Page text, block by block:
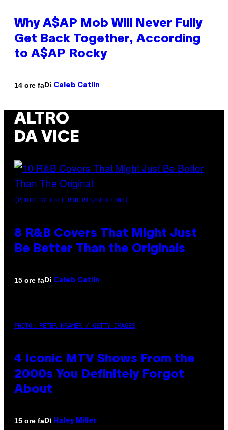
Why A$AP Mob Will Never Fully
Get Back Together, According
to A$AP Rocky
14 ore faDi Caleb Catlin
ALTRO
DA VICE
(PHOTO BY EBET ROBERTS/REDFERNS)
8 R&B Covers That Might Just
Be Better Than the Originals
15 ore faDi Caleb Catlin
PHOTO: PETER KRAMER / GETTY IMAGES
4 Iconic MTV Shows From the
2000s You Definitely Forgot
About
15 ore faDi Haley Miller